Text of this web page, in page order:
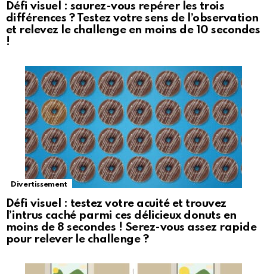
Défi visuel : saurez-vous repérer les trois
différences ? Testez votre sens de l’observation
et relevez le challenge en moins de 10 secondes
!
Divertissement
Défi visuel : testez votre acuité et trouvez
l’intrus caché parmi ces délicieux donuts en
moins de 8 secondes ! Serez-vous assez rapide
pour relever le challenge ?